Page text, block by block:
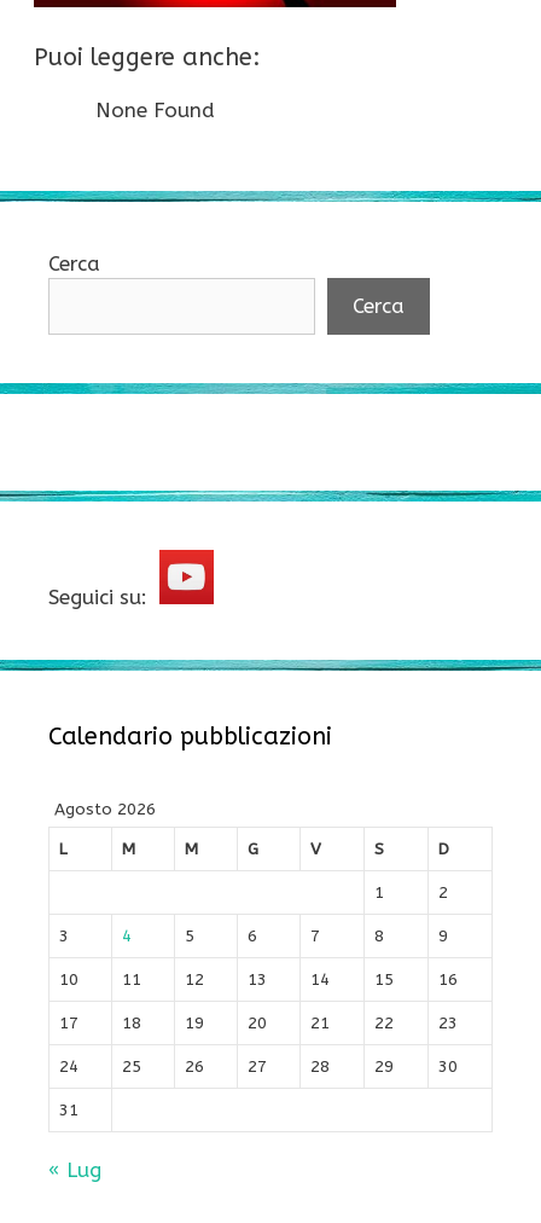
Puoi leggere anche:
None Found
Cerca
Cerca
Seguici su:
Calendario pubblicazioni
Agosto 2026
L
M M G V S D
1 2
3 4 5 6 7 8 9
10 11 12 13 14 15 16
17 18 19 20 21 22 23
24 25 26 27 28 29 30
31
« Lug